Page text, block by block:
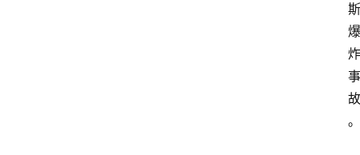
斯
爆
炸
事
故
。